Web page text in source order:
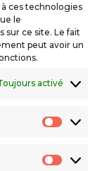
ces technologies
le
sur ce site. Le fait
peut avoir un
activé